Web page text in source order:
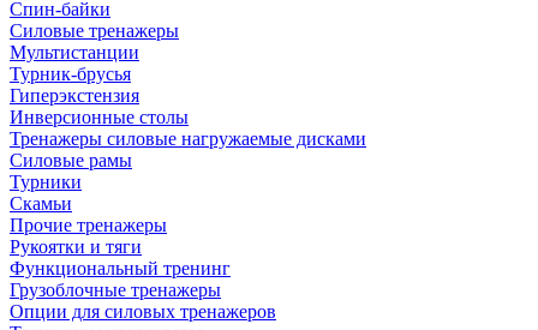
Спин-байки
Силовые тренажеры
Мультистанции
Турник-брусья
Гиперэкстензия
Инверсионные столы
Тренажеры силовые нагружаемые дисками
Силовые рамы
Турники
Скамьи
Прочие тренажеры
Рукоятки и тяги
Функциональный тренинг
Грузоблочные тренажеры
Опции для силовых тренажеров